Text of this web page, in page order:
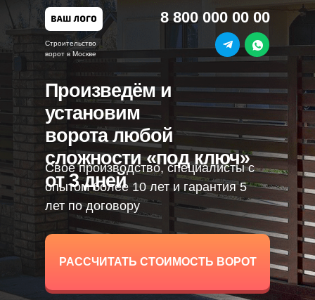
Свое производство, специалисты с
опытом более 10 лет и гарантия 5
лет по договору
Произведём и
установим
ворота любой
сложности «под ключ»
от 3 дней
Строительство
ворот в Москве
8 800 000 00 00
РАССЧИТАТЬ СТОИМОСТЬ ВОРОТ
РАССЧИТАТЬ СТОИМОСТЬ ВОРОТ